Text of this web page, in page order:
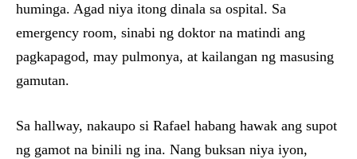
huminga. Agad niya itong dinala sa ospital. Sa
emergency room, sinabi ng doktor na matindi ang
pagkapagod, may pulmonya, at kailangan ng masusing
gamutan.
Sa hallway, nakaupo si Rafael habang hawak ang supot
ng gamot na binili ng ina. Nang buksan niya iyon,